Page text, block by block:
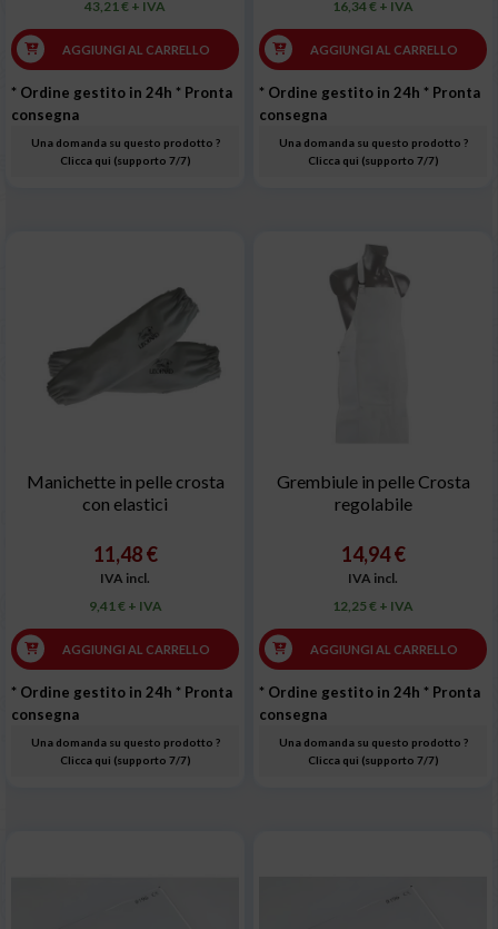
43,21 € + IVA
AGGIUNGI AL CARRELLO
* Ordine gestito in 24h * Pronta
consegna
Una domanda su questo prodotto ?
Clicca qui (supporto 7/7)
16,34 € + IVA
AGGIUNGI AL CARRELLO
* Ordine gestito in 24h * Pronta
consegna
Una domanda su questo prodotto ?
Clicca qui (supporto 7/7)
Manichette in pelle crosta
con elastici
11,48 €
IVA incl.
9,41 € + IVA
AGGIUNGI AL CARRELLO
* Ordine gestito in 24h * Pronta
consegna
Una domanda su questo prodotto ?
Clicca qui (supporto 7/7)
Grembiule in pelle Crosta
regolabile
14,94 €
IVA incl.
12,25 € + IVA
AGGIUNGI AL CARRELLO
* Ordine gestito in 24h * Pronta
consegna
Una domanda su questo prodotto ?
Clicca qui (supporto 7/7)